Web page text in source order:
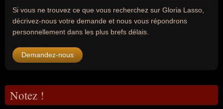
Si vous ne trouvez ce que vous recherchez sur Gloria Lasso,
décrivez-nous votre demande et nous vous répondrons
personnellement dans les plus brefs délais.
Demandez-nous
Notez !